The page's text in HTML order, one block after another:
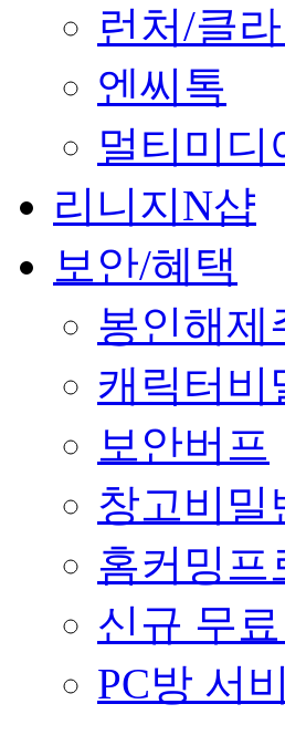
런처/클
엔씨톡
멀티미디
리니지N샵
보안/혜택
봉인해제
캐릭터비
보안버프
창고비밀
홈커밍프
신규 무
PC방 서